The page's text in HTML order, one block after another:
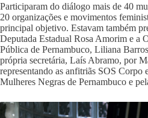
Participaram do diálogo mais de 40
20 organizações e movimentos
principal objetivo. Estavam também
Deputada Estadual Rosa Amorim e a
Pública de Pernambuco, Liliana
própria secretária, Laís Abramo, por
representando as anfitriãs SOS Corpo
Mulheres Negras de Pernambuco e